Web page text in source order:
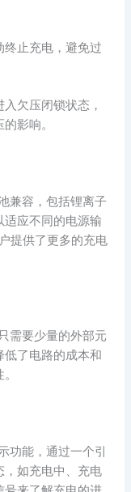
止充电，避免过
欠压闭锁状态，
影响。
兼容，包括锂离子
适应不同的电源输
提供了更多的充电
需要少量的外部元
了电路的成本和
功能，通过一个引
，如充电中、充电